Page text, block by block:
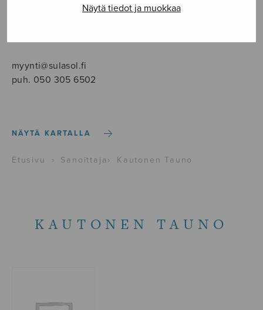
Näytä tiedot ja muokkaa
myynti@sulasol.fi
puh. 050 305 6502
NÄYTÄ KARTALLA
Etusivu › Sanoittaja › Kautonen Tauno
KAUTONEN TAUNO